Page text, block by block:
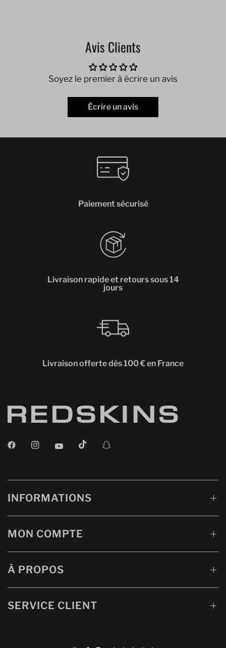
Avis Clients
Soyez le premier à écrire un avis
Écrire un avis
Paiement sécurisé
Livraison rapide et retours sous 14
jours
Livraison offerte dès 100 € en France
INFORMATIONS
MON COMPTE
À PROPOS
SERVICE CLIENT